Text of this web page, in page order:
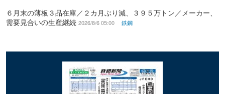
６月末の薄板３品在庫／２カ月ぶり減、３９５万トン／メーカー、
需要見合いの生産継続 2026/8/6 05:00 鉄鋼